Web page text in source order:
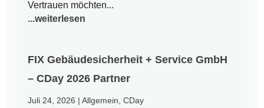
Vertrauen möchten...
...weiterlesen
FIX Gebäudesicherheit + Service GmbH
– CDay 2026 Partner
Juli 24, 2026 |Allgemein ,CDay